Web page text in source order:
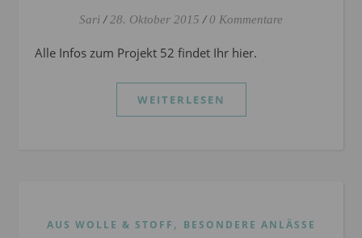
Sari / 28. Oktober 2015 / 0 Kommentare
Alle Infos zum Projekt 52 findet Ihr hier.
WEITERLESEN
AUS WOLLE & STOFF , BESONDERE ANLÄSSE